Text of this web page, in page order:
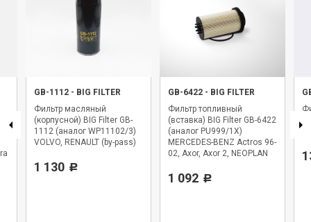
GB-1112 - BIG FILTER
Фильтр масляный
(корпусной) BIG Filter GB-
1112 (аналог WP11102/3)
VOLVO, RENAULT (by-pass)
1 130 Р
GB-6422 - BIG FILTER
Фильтр топливный
(вставка) BIG Filter GB-6422
(аналог PU999/1X)
MERCEDES-BENZ Actros 96-
02, Axor, Axor 2, NEOPLAN
1 092 Р